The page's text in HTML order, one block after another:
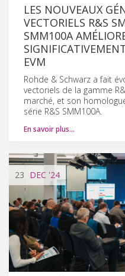
LES NOUVEAUX
VECTORIELS R&S
SMM100A
EVM
Rohde & Schwarz a fait
vectoriels de la gamme
marché, et son
série R&S SMM100A.
En savoir plus…
23 DEC '24